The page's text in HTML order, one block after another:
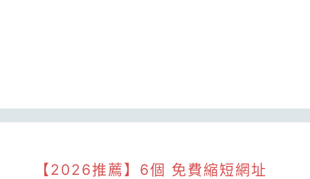
【2026推薦】6個 免費縮短網址